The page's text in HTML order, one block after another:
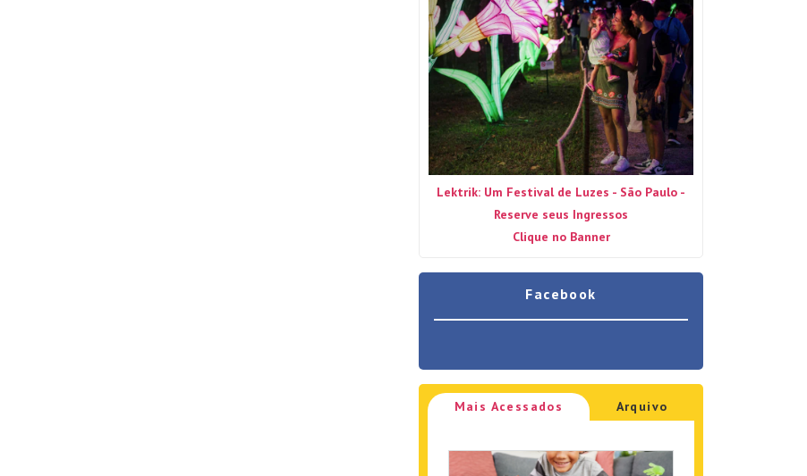
Lektrik: Um Festival de Luzes - São Paulo -
Reserve seus Ingressos
Clique no Banner
Facebook
Mais Acessados Arquivo